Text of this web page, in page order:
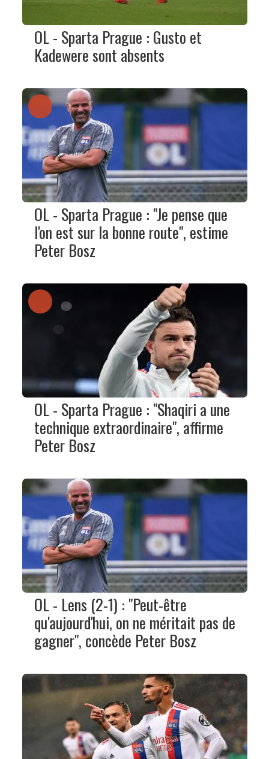
OL - Sparta Prague : Gusto et
Kadewere sont absents
OL - Sparta Prague : "Je pense que
l'on est sur la bonne route", estime
Peter Bosz
OL - Sparta Prague : "Shaqiri a une
technique extraordinaire", affirme
Peter Bosz
OL - Lens (2-1) : "Peut-être
qu'aujourd'hui, on ne méritait pas de
gagner", concède Peter Bosz